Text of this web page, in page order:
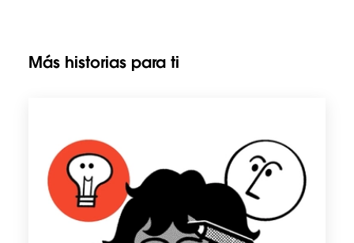
Más historias para ti